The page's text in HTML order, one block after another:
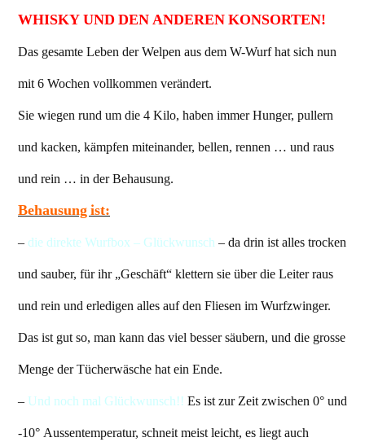
WHISKY UND DEN ANDEREN KONSORTEN!
Das gesamte Leben der Welpen aus dem W-Wurf hat sich nun
mit 6 Wochen vollkommen verändert.
Sie wiegen rund um die 4 Kilo, haben immer Hunger, pullern
und kacken, kämpfen miteinander, bellen, rennen … und raus
und rein … in der Behausung.
Behausung ist:
– die direkte Wurfbox – Glückwunsch – da drin ist alles trocken
und sauber, für ihr „Geschäft“ klettern sie über die Leiter raus
und rein und erledigen alles auf den Fliesen im Wurfzwinger.
Das ist gut so, man kann das viel besser säubern, und die grosse
Menge der Tücherwäsche hat ein Ende.
– Und noch mal Glückwunsch!! Es ist zur Zeit zwischen 0° und
-10° Aussentemperatur, schneit meist leicht, es liegt auch